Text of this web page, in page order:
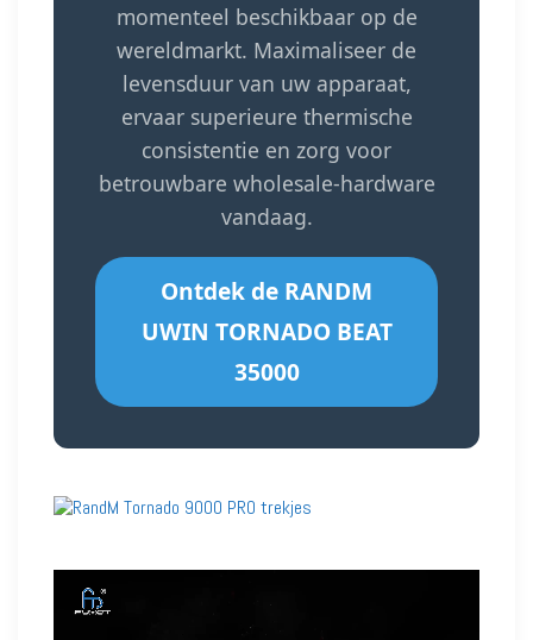
momenteel beschikbaar op de
wereldmarkt. Maximaliseer de
levensduur van uw apparaat,
ervaar superieure thermische
consistentie en zorg voor
betrouwbare wholesale-hardware
vandaag.
Ontdek de RANDM
UWIN TORNADO BEAT
35000
Videospeler